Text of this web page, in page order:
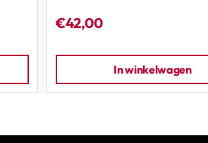
€42,00
In winkelwagen